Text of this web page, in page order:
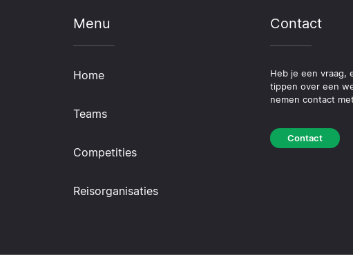
Menu
Home
Teams
Competities
Reisorganisaties
Contact
Heb je een vraag,
tippen over een
nemen contact
Contact